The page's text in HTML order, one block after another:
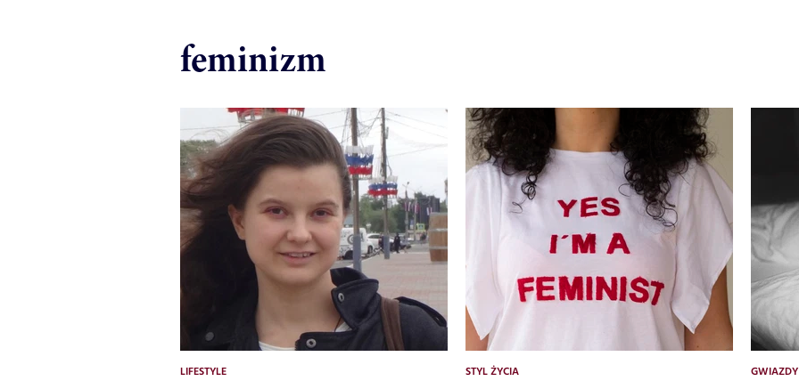
feminizm
LIFESTYLE STYL ŻYCIA GWIAZDY